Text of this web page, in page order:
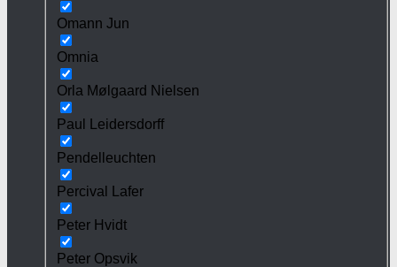
Omann Jun
Omnia
Orla Mølgaard Nielsen
Paul Leidersdorff
Pendelleuchten
Percival Lafer
Peter Hvidt
Peter Opsvik